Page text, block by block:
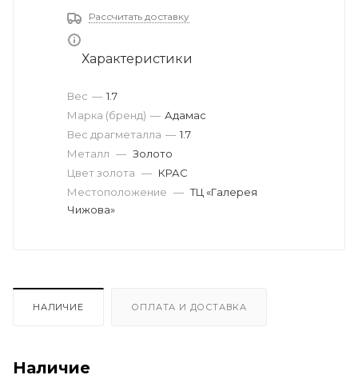
Рассчитать доставку
Характеристики
Вес драгметалла — 1.7
Марка (бренд) — Адамас
Вес — 1.7
Металл — Золото
Цвет золота — КРАС
Местоположение — ТЦ «Галерея
Чижова»
НАЛИЧИЕ ОПЛАТА И ДОСТАВКА
Наличие